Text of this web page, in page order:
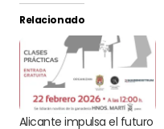
Relacionado
Alicante impulsa el futuro